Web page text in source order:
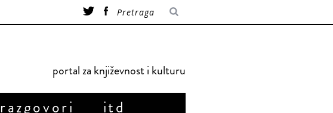
portal za književnost i kulturu
razgovori itd